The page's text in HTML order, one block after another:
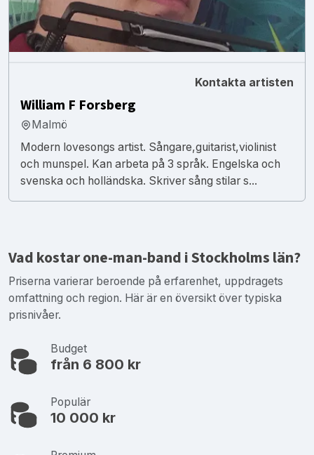
Kontakta artisten
William F Forsberg
Malmö
Modern lovesongs artist. Sångare,guitarist,violinist
och munspel. Kan arbeta på 3 språk. Engelska och
svenska och holländska. Skriver sång stilar s...
Vad kostar one-man-band i Stockholms län?
Priserna varierar beroende på erfarenhet, uppdragets
omfattning och region. Här är en översikt över typiska
prisnivåer.
Budget
från 6 800 kr
Populär
10 000 kr